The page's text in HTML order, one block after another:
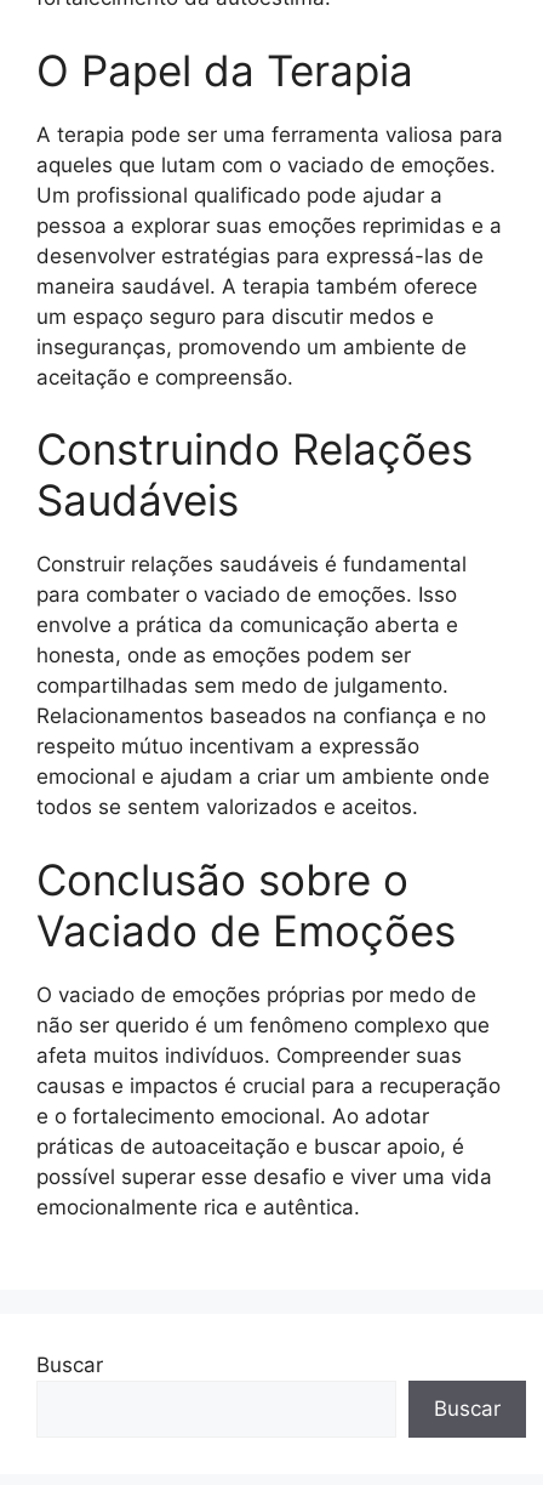
O Papel da Terapia
A terapia pode ser uma ferramenta valiosa para
aqueles que lutam com o vaciado de emoções.
Um profissional qualificado pode ajudar a
pessoa a explorar suas emoções reprimidas e a
desenvolver estratégias para expressá-las de
maneira saudável. A terapia também oferece
um espaço seguro para discutir medos e
inseguranças, promovendo um ambiente de
aceitação e compreensão.
Construindo Relações
Saudáveis
Construir relações saudáveis é fundamental
para combater o vaciado de emoções. Isso
envolve a prática da comunicação aberta e
honesta, onde as emoções podem ser
compartilhadas sem medo de julgamento.
Relacionamentos baseados na confiança e no
respeito mútuo incentivam a expressão
emocional e ajudam a criar um ambiente onde
todos se sentem valorizados e aceitos.
Conclusão sobre o
Vaciado de Emoções
O vaciado de emoções próprias por medo de
não ser querido é um fenômeno complexo que
afeta muitos indivíduos. Compreender suas
causas e impactos é crucial para a recuperação
e o fortalecimento emocional. Ao adotar
práticas de autoaceitação e buscar apoio, é
possível superar esse desafio e viver uma vida
emocionalmente rica e autêntica.
Buscar
Buscar